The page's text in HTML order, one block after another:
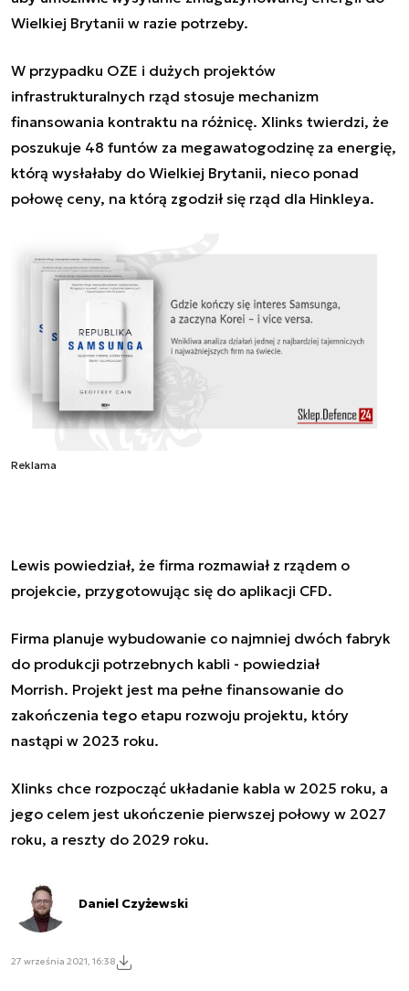
Wielkiej Brytanii w razie potrzeby.
W przypadku OZE i dużych projektów
infrastrukturalnych rząd stosuje mechanizm
finansowania kontraktu na różnicę. Xlinks twierdzi, że
poszukuje 48 funtów za megawatogodzinę za energię,
którą wysłałaby do Wielkiej Brytanii, nieco ponad
połowę ceny, na którą zgodził się rząd dla Hinkleya.
Reklama
Lewis powiedział, że firma rozmawiał z rządem o
projekcie, przygotowując się do aplikacji CFD.
Firma planuje wybudowanie co najmniej dwóch fabryk
do produkcji potrzebnych kabli - powiedział
Morrish. Projekt jest ma pełne finansowanie do
zakończenia tego etapu rozwoju projektu, który
nastąpi w 2023 roku.
Xlinks chce rozpocząć układanie kabla w 2025 roku, a
jego celem jest ukończenie pierwszej połowy w 2027
roku, a reszty do 2029 roku.
Daniel Czyżewski
27 września 2021, 16:38